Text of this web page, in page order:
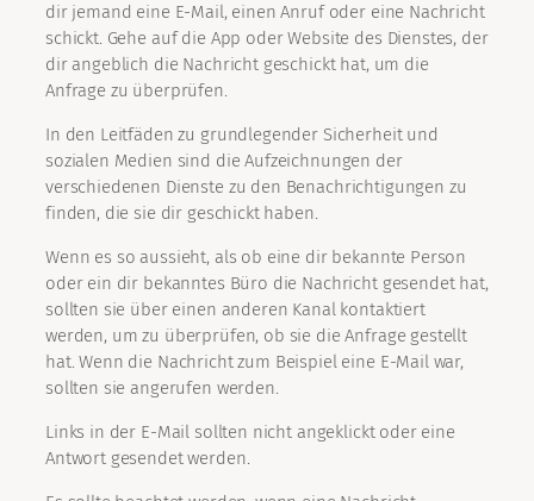
dir jemand eine E-Mail, einen Anruf oder eine Nachricht
schickt. Gehe auf die App oder Website des Dienstes, der
dir angeblich die Nachricht geschickt hat, um die
Anfrage zu überprüfen.
In den Leitfäden zu grundlegender Sicherheit und
sozialen Medien sind die Aufzeichnungen der
verschiedenen Dienste zu den Benachrichtigungen zu
finden, die sie dir geschickt haben.
Wenn es so aussieht, als ob eine dir bekannte Person
oder ein dir bekanntes Büro die Nachricht gesendet hat,
sollten sie über einen anderen Kanal kontaktiert
werden, um zu überprüfen, ob sie die Anfrage gestellt
hat. Wenn die Nachricht zum Beispiel eine E-Mail war,
sollten sie angerufen werden.
Links in der E-Mail sollten nicht angeklickt oder eine
Antwort gesendet werden.